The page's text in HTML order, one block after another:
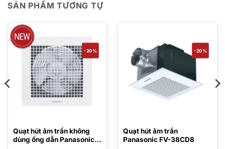
SẢN PHẨM TƯƠNG TỰ
-20%
Quạt hút âm trần không
dùng ống dẫn Panasonic
-20%
Quạt hút âm trần
Panasonic FV-38CD8